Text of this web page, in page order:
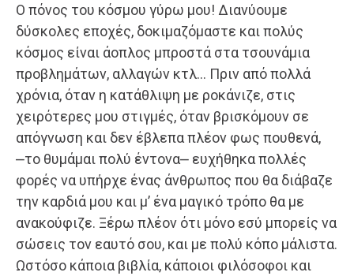
Ο πόνος του κόσμου γύρω μου! Διανύουμε
δύσκολες εποχές, δοκιμαζόμαστε και πολύς
κόσμος είναι άοπλος μπροστά στα τσουνάμια
προβλημάτων, αλλαγών κτλ… Πριν από πολλά
χρόνια, όταν η κατάθλιψη με ροκάνιζε, στις
χειρότερες μου στιγμές, όταν βρισκόμουν σε
απόγνωση και δεν έβλεπα πλέον φως πουθενά,
⎼το θυμάμαι πολύ έντονα⎼ ευχήθηκα πολλές
φορές να υπήρχε ένας άνθρωπος που θα διάβαζε
την καρδιά μου και μ’ ένα μαγικό τρόπο θα με
ανακούφιζε. Ξέρω πλέον ότι μόνο εσύ μπορείς να
σώσεις τον εαυτό σου, και με πολύ κόπο μάλιστα.
Ωστόσο κάποια βιβλία, κάποιοι φιλόσοφοι και